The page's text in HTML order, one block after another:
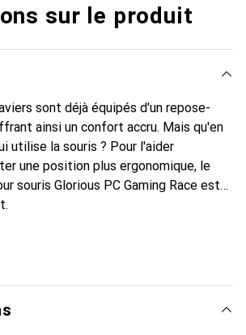
sur le produit
sont déjà équipés d'un repose-
ainsi un confort accru. Mais qu'en
utilise la souris ? Pour l'aider
une position plus ergonomique, le
souris Glorious PC Gaming Race est